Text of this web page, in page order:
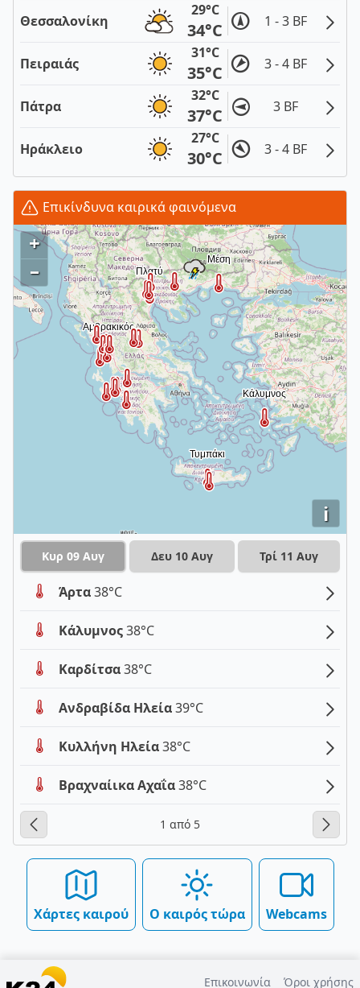
Θεσσαλονίκη
29°C
34°C 1 - 3 BF
Πειραιάς
31°C
35°C 3 - 4 BF
Πάτρα
32°C
37°C 3 BF
Ηράκλειο
27°C
30°C 3 - 4 BF
Επικίνδυνα καιρικά φαινόμενα
i
+
–
Κυρ 09 Αυγ Δευ 10 Αυγ Τρί 11 Αυγ
Άρτα38°C
Κάλυμνος38°C
Καρδίτσα38°C
Ανδραβίδα Ηλεία39°C
Κυλλήνη Ηλεία38°C
Βραχναίικα Αχαΐα38°C
1 από 5
Χάρτες καιρού Ο καιρός τώρα Webcams
Επικοινωνία Όροι χρήσης